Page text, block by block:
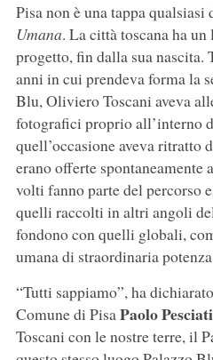
Pisa non è una tappa qualsiasi
Umana. La città toscana ha
progetto, fin dalla sua
anni in cui prendeva forma la
Blu, Oliviero Toscani aveva
fotografici proprio all’interno
quell’occasione aveva ritratto
erano offerte
volti fanno parte del percorso
quelli raccolti in altri angoli
fondono con quelli globali,
umana di straordinaria
“Tutti sappiamo”, ha
Comune di PisaPaolo
Toscani con le nostre terre, il